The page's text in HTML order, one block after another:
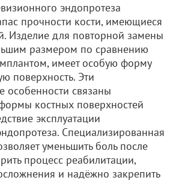
эндопротеза
прочности кости, имеющиеся
Изделие для повторной замены
размером по сравнению
имеет особую форму
поверхность. Эти
особенности связаны
костных поверхностей
эксплуатации
Специализированная
уменьшить боль после
процесс реабилитации,
и надёжно закрепить